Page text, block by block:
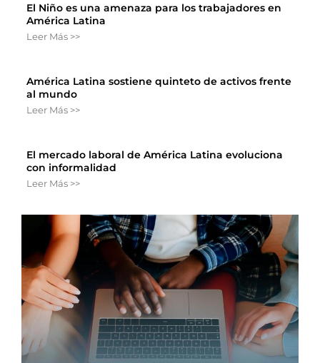
El Niño es una amenaza para los trabajadores en
América Latina
Leer Más >>
América Latina sostiene quinteto de activos frente
al mundo
Leer Más >>
El mercado laboral de América Latina evoluciona
con informalidad
Leer Más >>